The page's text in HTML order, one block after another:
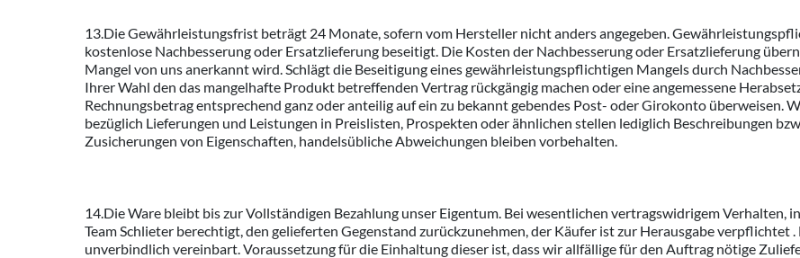
13.Die Gewährleistungsfrist beträgt 24 Monate, sofern vom Hersteller nicht anders angegeben.
kostenlose Nachbesserung oder Ersatzlieferung beseitigt. Die Kosten der Nachbesserung oder Ersatzlieferung
Mangel von uns anerkannt wird. Schlägt die Beseitigung eines gewährleistungspflichtigen Mangels durch
Ihrer Wahl den das mangelhafte Produkt betreffenden Vertrag rückgängig machen oder eine angemessene
Rechnungsbetrag entsprechend ganz oder anteilig auf ein zu bekannt gebendes Post- oder Girokonto überweisen.
bezüglich Lieferungen und Leistungen in Preislisten, Prospekten oder ähnlichen stellen lediglich Beschreibungen
Zusicherungen von Eigenschaften, handelsübliche Abweichungen bleiben vorbehalten.
14.Die Ware bleibt bis zur Vollständigen Bezahlung unser Eigentum. Bei wesentlichen vertragswidrigem Verhalten,
Team Schlieter berechtigt, den gelieferten Gegenstand zurückzunehmen, der Käufer ist zur Herausgabe verpflichtet
unverbindlich vereinbart. Voraussetzung für die Einhaltung dieser ist, dass wir allfällige für den Auftrag nötige